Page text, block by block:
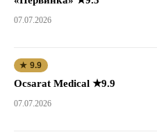
07.07.2026
★ 9.9
Ocsarat Medical ★9.9
07.07.2026